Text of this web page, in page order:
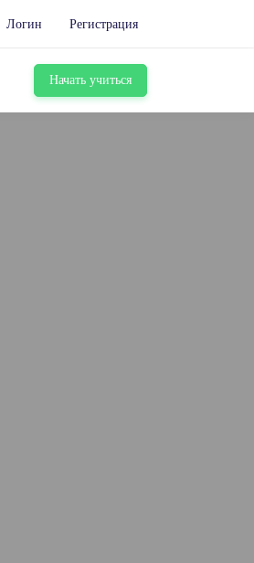
Логин Регистрация
Начать учиться